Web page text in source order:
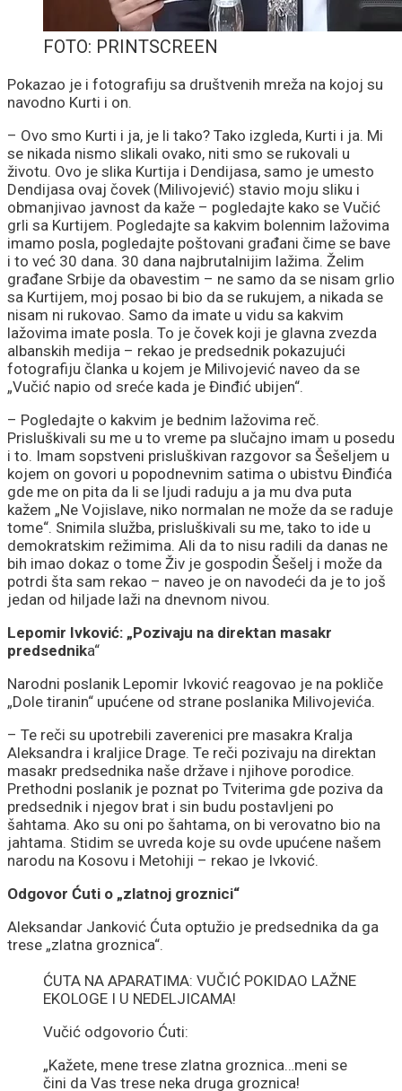
FOTO: PRINTSCREEN
Pokazao je i fotografiju sa društvenih mreža na kojoj su
navodno Kurti i on.
– Ovo smo Kurti i ja, je li tako? Tako izgleda, Kurti i ja. Mi
se nikada nismo slikali ovako, niti smo se rukovali u
životu. Ovo je slika Kurtija i Dendijasa, samo je umesto
Dendijasa ovaj čovek (Milivojević) stavio moju sliku i
obmanjivao javnost da kaže – pogledajte kako se Vučić
grli sa Kurtijem. Pogledajte sa kakvim bolennim lažovima
imamo posla, pogledajte poštovani građani čime se bave
i to već 30 dana. 30 dana najbrutalnijim lažima. Želim
građane Srbije da obavestim – ne samo da se nisam grlio
sa Kurtijem, moj posao bi bio da se rukujem, a nikada se
nisam ni rukovao. Samo da imate u vidu sa kakvim
lažovima imate posla. To je čovek koji je glavna zvezda
albanskih medija – rekao je predsednik pokazujući
fotografiju članka u kojem je Milivojević naveo da se
„Vučić napio od sreće kada je Đinđić ubijen“.
– Pogledajte o kakvim je bednim lažovima reč.
Prisluškivali su me u to vreme pa slučajno imam u posedu
i to. Imam sopstveni prisluškivan razgovor sa Šešeljem u
kojem on govori u popodnevnim satima o ubistvu Đinđića
gde me on pita da li se ljudi raduju a ja mu dva puta
kažem „Ne Vojislave, niko normalan ne može da se raduje
tome“. Snimila služba, prisluškivali su me, tako to ide u
demokratskim režimima. Ali da to nisu radili da danas ne
bih imao dokaz o tome Živ je gospodin Šešelj i može da
potrdi šta sam rekao – naveo je on navodeći da je to još
jedan od hiljade laži na dnevnom nivou.
Lepomir Ivković: „Pozivaju na direktan masakr
predsednika“
Narodni poslanik Lepomir Ivković reagovao je na pokliče
„Dole tiranin“ upućene od strane poslanika Milivojevića.
– Te reči su upotrebili zaverenici pre masakra Kralja
Aleksandra i kraljice Drage. Te reči pozivaju na direktan
masakr predsednika naše države i njihove porodice.
Prethodni poslanik je poznat po Tviterima gde poziva da
predsednik i njegov brat i sin budu postavljeni po
šahtama. Ako su oni po šahtama, on bi verovatno bio na
jahtama. Stidim se uvreda koje su ovde upućene našem
narodu na Kosovu i Metohiji – rekao je Ivković.
Odgovor Ćuti o „zlatnoj groznici“
Aleksandar Janković Ćuta optužio je predsednika da ga
trese „zlatna groznica“.
ĆUTA NA APARATIMA: VUČIĆ POKIDAO LAŽNE
EKOLOGE I U NEDELJICAMA!
Vučić odgovorio Ćuti:
„Kažete, mene trese zlatna groznica…meni se
čini da Vas trese neka druga groznica!